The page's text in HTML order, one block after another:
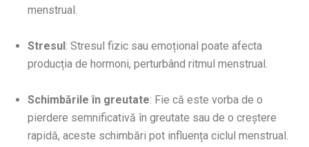
menstrual.
Stresul : Stresul fizic sau emoțional poate afecta
producția de hormoni, perturbând ritmul menstrual.
Schimbările în greutate: Fie că este vorba de o
pierdere semnificativă în greutate sau de o creștere
rapidă, aceste schimbări pot influența ciclul menstrual.